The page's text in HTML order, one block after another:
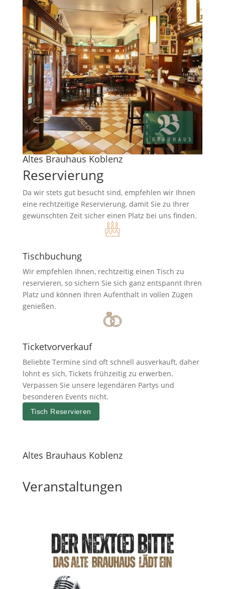
Altes Brauhaus Koblenz
Reservierung
Da wir stets gut besucht sind, empfehlen wir Ihnen
eine rechtzeitige Reservierung, damit Sie zu Ihrer
gewünschten Zeit sicher einen Platz bei uns finden.
Tischbuchung
Wir empfehlen Ihnen, rechtzeitig einen Tisch zu
reservieren, so sichern Sie sich ganz entspannt Ihren
Platz und können Ihren Aufenthalt in vollen Zügen
genießen.
Ticketvorverkauf
Beliebte Termine sind oft schnell ausverkauft, daher
lohnt es sich, Tickets frühzeitig zu erwerben.
Verpassen Sie unsere legendären Partys und
besonderen Events nicht.
Tisch Reservieren
Altes Brauhaus Koblenz
Veranstaltungen